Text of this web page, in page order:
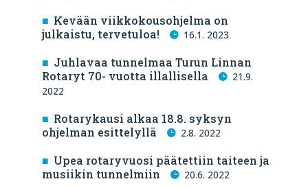
Kevään viikkokousohjelma on
julkaistu, tervetuloa!
16.1. 2023
Juhlavaa tunnelmaa Turun Linnan
Rotaryt 70- vuotta illallisella
21.9.
2022
Rotarykausi alkaa 18.8. syksyn
ohjelman esittelyllä
2.8. 2022
Upea rotaryvuosi päätettiin taiteen ja
musiikin tunnelmiin
20.6. 2022